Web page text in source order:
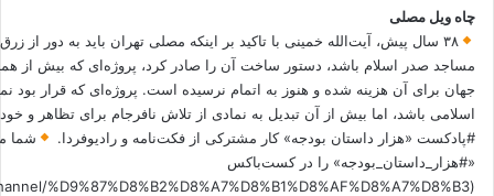
چاه ویل مصلی
۳۸ سال پیش، آیت‌الله خمینی با تاکید بر اینکه مصلی تهران باید به دور از
مساجد صدر اسلام باشد، دستور ساخت آن را صادر کرد، پروژه‌ای که بیش از
جهان برای آن هزینه شده و هنوز به اتمام نرسیده است. پروژه‌ای که قرار بود
اسلامی باشد، اما بیش از آن تبدیل به نمادی از تلاش نافرجام برای تظاهر و
#پادکست «هزار داستان بودجه» کار مشترکی از فکت‌نامه و رادیوفردا.
شما
«#هزار_داستان_بودجه» را در کست‌باکس
%D9%87%D8%B2%D8%A7%D8%B1%D8%AF%D8%A7%D8%B3